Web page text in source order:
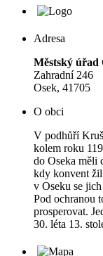
Adresa
Městský úřad
Zahradní 246
Osek, 41705
O obci
V podhůří
kolem roku
do Oseka měli
kdy konvent
v Oseku se
Pod ochranou
prosperovat.
30. léta 13.